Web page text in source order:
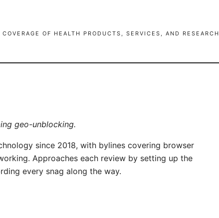
OF HEALTH PRODUCTS, SERVICES, AND RESEARCH
geo-unblocking.
since 2018, with bylines covering browser
Approaches each review by setting up the
every snag along the way.